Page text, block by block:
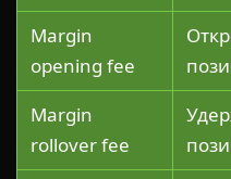
Margin
opening fee
Margin
rollover fee